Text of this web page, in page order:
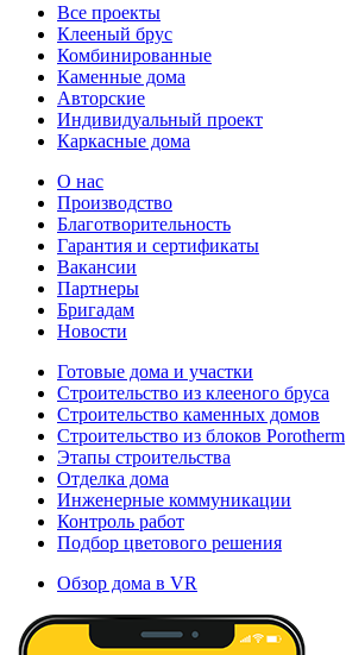
Все проекты
Клееный брус
Комбинированные
Каменные дома
Авторские
Индивидуальный проект
Каркасные дома
О нас
Производство
Благотворительность
Гарантия и сертификаты
Вакансии
Партнеры
Бригадам
Новости
Готовые дома и участки
Строительство из клееного бруса
Строительство каменных домов
Строительство из блоков Porotherm
Этапы строительства
Отделка дома
Инженерные коммуникации
Контроль работ
Подбор цветового решения
Обзор дома в VR